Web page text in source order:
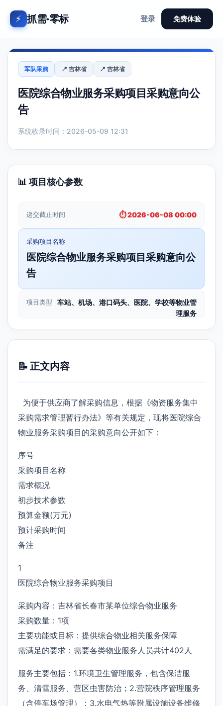
⚡ 抓需·零标 登录 免费体验
军队采购 📍 吉林省 📍 吉林省
医院综合物业服务采购项目采购意向公
告
系统收录时间：2026-05-09 12:31
📊 项目核心参数
递交截止时间 ⏱️ 2026-06-08 00:00
采购项目名称
医院综合物业服务采购项目采购意向公
告
项目类型
车站、机场、港口码头、医院、学校等物业管
理服务
📝 正文内容
为便于供应商了解采购信息，根据《物资服务集中
采购需求管理暂行办法》等有关规定，现将医院综合
物业服务采购项目的采购意向公开如下：
序号
采购项目名称
需求概况
初步技术参数
预算金额(万元)
预计采购时间
备注
1
医院综合物业服务采购项目
采购内容：吉林省长春市某单位综合物业服务
采购数量：1项
主要功能或目标：提供综合物业相关服务保障
需满足的要求：需要各类物业服务人员共计402人
服务主要包括：1.环境卫生管理服务，包含保洁服
务、清雪服务、营区虫害防治；2.营院秩序管理服务
（含停车场管理）；3.水电气热等附属设施设备维修